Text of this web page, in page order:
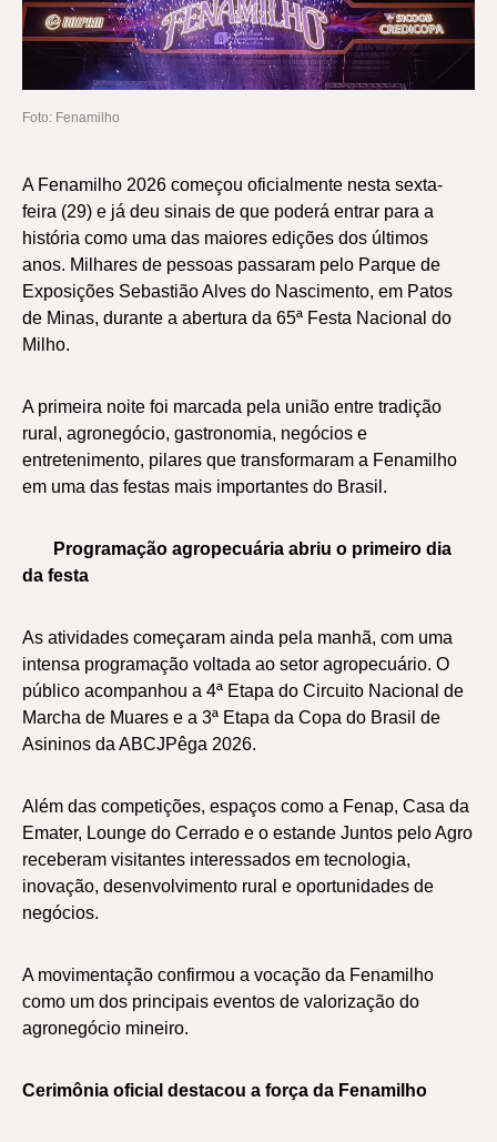
Foto: Fenamilho
A Fenamilho 2026 começou oficialmente nesta sexta-
feira (29) e já deu sinais de que poderá entrar para a
história como uma das maiores edições dos últimos
anos. Milhares de pessoas passaram pelo Parque de
Exposições Sebastião Alves do Nascimento, em Patos
de Minas, durante a abertura da 65ª Festa Nacional do
Milho.
A primeira noite foi marcada pela união entre tradição
rural, agronegócio, gastronomia, negócios e
entretenimento, pilares que transformaram a Fenamilho
em uma das festas mais importantes do Brasil.
Programação agropecuária abriu o primeiro dia
da festa
As atividades começaram ainda pela manhã, com uma
intensa programação voltada ao setor agropecuário. O
público acompanhou a 4ª Etapa do Circuito Nacional de
Marcha de Muares e a 3ª Etapa da Copa do Brasil de
Asininos da ABCJPêga 2026.
Além das competições, espaços como a Fenap, Casa da
Emater, Lounge do Cerrado e o estande Juntos pelo Agro
receberam visitantes interessados em tecnologia,
inovação, desenvolvimento rural e oportunidades de
negócios.
A movimentação confirmou a vocação da Fenamilho
como um dos principais eventos de valorização do
agronegócio mineiro.
Cerimônia oficial destacou a força da Fenamilho